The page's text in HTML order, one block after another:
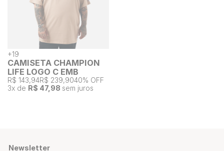
+19
CAMISETA CHAMPION
LIFE LOGO C EMB
R$ 143,94R$ 239,9040% OFF
3x de R$ 47,98 sem juros
Newsletter